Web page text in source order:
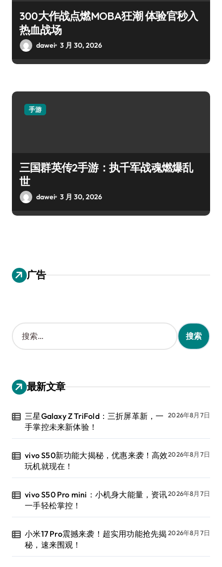
300大作战点燃MOBA狂潮 体验官秒入
热血战场
dawei 3 月 30, 2026
手游
三国群英传2手游：执千军战魂燃爆乱
世
dawei 3 月 30, 2026
广告
搜
索
：
最新文章
三星Galaxy Z TriFold：三折屏革新，一
手掌控未来新体验！
2026年8月7日
vivo S50新功能大揭秘，优惠来袭！高效
玩机就现在！
2026年8月7日
vivo S50 Pro mini：小机身大能量，资讯
一手轻松掌控！
2026年8月7日
小米17 Pro震撼来袭！超实用功能抢先揭
秘，速来围观！
2026年8月7日